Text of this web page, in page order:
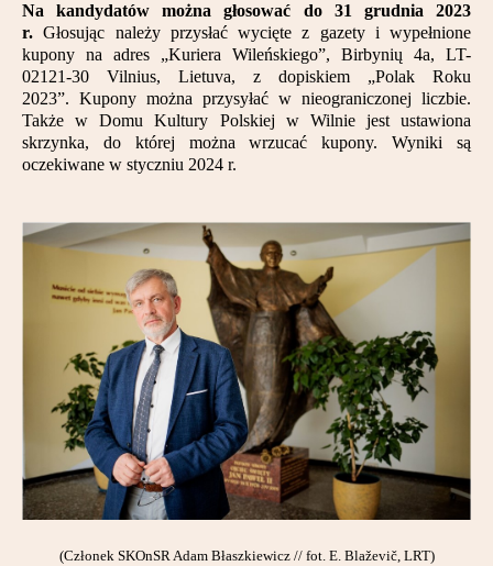
Trasy
Darczyńcy
Partnerzy
Kontakt
Na kandydatów można głosować do 31 grudnia 2023
r. Głosując należy przysłać wycięte z gazety i wypełnione
kupony na adres „Kuriera Wileńskiego”, Birbynių 4a, LT-
02121-30 Vilnius, Lietuva, z dopiskiem „Polak Roku
2023”. Kupony można przysyłać w nieograniczonej liczbie.
Także w Domu Kultury Polskiej w Wilnie jest ustawiona
skrzynka, do której można wrzucać kupony. Wyniki są
oczekiwane w styczniu 2024 r.
(Członek SKOnSR Adam Błaszkiewicz // fot. E. Blaževič, LRT)